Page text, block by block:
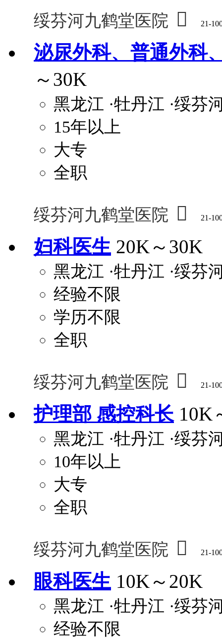
绥芬河九鹤堂医院  21-
泌尿外科、普通外科
～30K
黑龙江 ·牡丹江 ·绥芬
15年以上
大专
全职
绥芬河九鹤堂医院  21-
妇科医生 20K～30K
黑龙江 ·牡丹江 ·绥芬
经验不限
学历不限
全职
绥芬河九鹤堂医院  21-
护理部 感控科长 10K
黑龙江 ·牡丹江 ·绥芬
10年以上
大专
全职
绥芬河九鹤堂医院  21-
眼科医生 10K～20K
黑龙江 ·牡丹江 ·绥芬
经验不限